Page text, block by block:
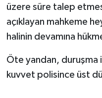
üzere süre talep
açıklayan mahkeme
halinin devamına
Öte yandan, duruşma
kuvvet polisince üst